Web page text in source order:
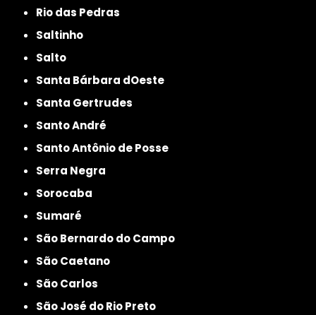
Rio das Pedras
Saltinho
Salto
Santa Bárbara dOeste
Santa Gertrudes
Santo André
Santo Antônio de Posse
Serra Negra
Sorocaba
Sumaré
São Bernardo do Campo
São Caetano
São Carlos
São José do Rio Preto